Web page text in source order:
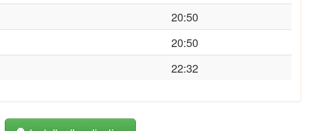
20:50
20:50
22:32